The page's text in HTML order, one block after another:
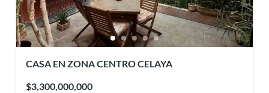
CASA EN ZONA CENTRO CELAYA
$3,300,000,000